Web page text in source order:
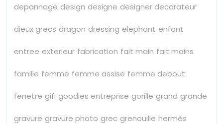
depannage design designe designer decorateur
dieux grecs dragon dressing elephant enfant
entree exterieur fabrication fait main fait mains
famille femme femme assise femme debout
fenetre gifi goodies entreprise gorille grand grande
gravure gravure photo grec grenouille hermès